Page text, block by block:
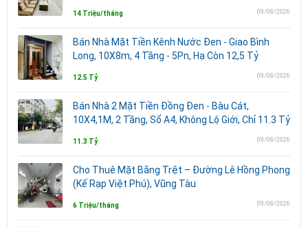
14 Triệu/tháng 09/08/2026
Bán Nhà Mặt Tiền Kênh Nước Đen - Giao Bình
Long, 10X8m, 4 Tầng - 5Pn, Hạ Còn 12,5 Tỷ
12.5 Tỷ 09/08/2026
Bán Nhà 2 Mặt Tiền Đồng Đen - Bàu Cát,
10X4,1M, 2 Tầng, Sổ A4, Không Lộ Giới, Chỉ 11.3 Tỷ
11.3 Tỷ 09/08/2026
Cho Thuê Mặt Bằng Trệt – Đường Lê Hồng Phong
(Kế Rạp Việt Phú), Vũng Tàu
6 Triệu/tháng 09/08/2026